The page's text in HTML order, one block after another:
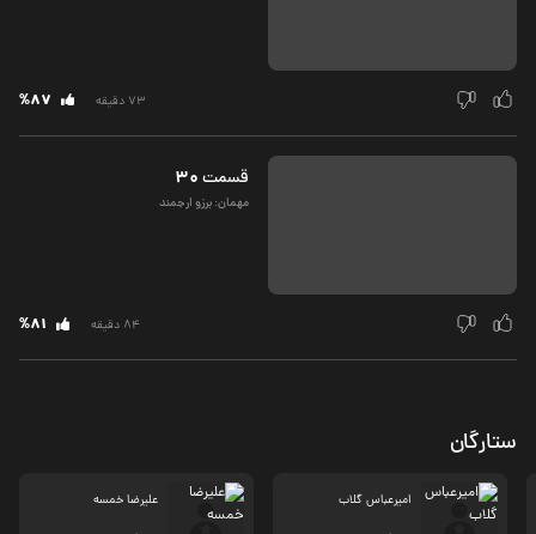
73 دقیقه %87
قسمت‌30
مهمان: برزو ارجمند
84 دقیقه %81
ستارگان
امیرعباس گلاب علیرضا خمسه